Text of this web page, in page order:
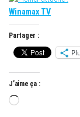
Winamax TV
Partager :
J’aime ça :
Chargement…